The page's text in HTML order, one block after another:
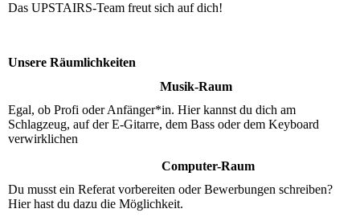
Das UPSTAIRS-Team freut sich auf dich!
Unsere Räumlichkeiten
Musik-Raum
Egal, ob Profi oder Anfänger*in. Hier kannst du dich am
Schlagzeug, auf der E-Gitarre, dem Bass oder dem Keyboard
verwirklichen
Computer-Raum
Du musst ein Referat vorbereiten oder Bewerbungen schreiben?
Hier hast du dazu die Möglichkeit.